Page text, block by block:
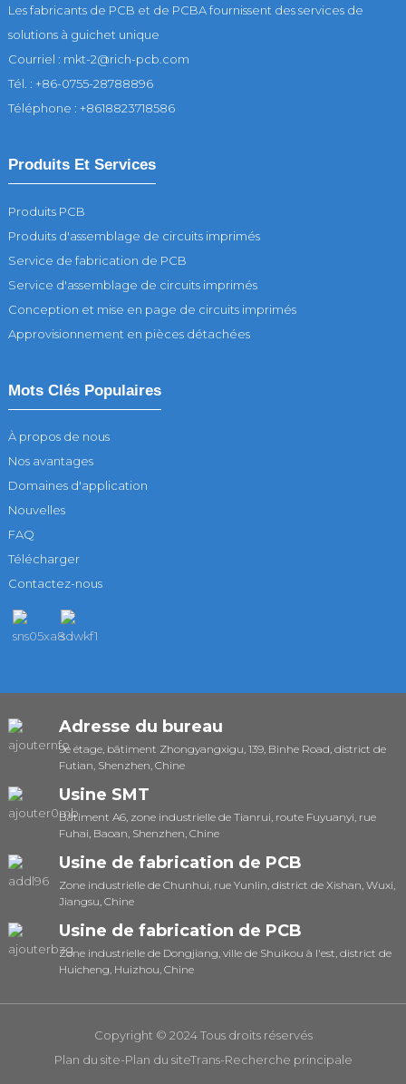
Les fabricants de PCB et de PCBA fournissent des services de
solutions à guichet unique
Courriel : mkt-2@rich-pcb.com
Tél. : +86-0755-28788896
Téléphone : +8618823718586
Produits Et Services
Produits PCB
Produits d'assemblage de circuits imprimés
Service de fabrication de PCB
Service d'assemblage de circuits imprimés
Conception et mise en page de circuits imprimés
Approvisionnement en pièces détachées
Mots Clés Populaires
À propos de nous
Nos avantages
Domaines d'application
Nouvelles
FAQ
Télécharger
Contactez-nous
Adresse du bureau
9e étage, bâtiment Zhongyangxigu, 139, Binhe Road, district de
Futian, Shenzhen, Chine
Usine SMT
Bâtiment A6, zone industrielle de Tianrui, route Fuyuanyi, rue
Fuhai, Baoan, Shenzhen, Chine
Usine de fabrication de PCB
Zone industrielle de Chunhui, rue Yunlin, district de Xishan, Wuxi,
Jiangsu, Chine
Usine de fabrication de PCB
Zone industrielle de Dongjiang, ville de Shuikou à l'est, district de
Huicheng, Huizhou, Chine
Copyright © 2024 Tous droits réservés
Plan du site-Plan du siteTrans-Recherche principale